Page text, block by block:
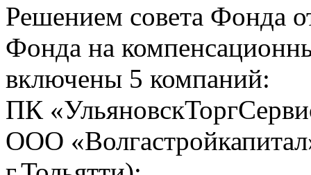
Решением совета Фонда
Фонда на
включены 5 компаний:
ПК
ООО